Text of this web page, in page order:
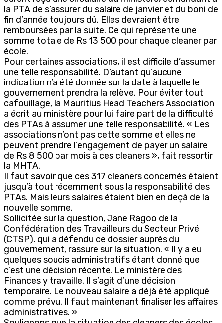
la PTA de s’assurer du salaire de janvier et du boni de
fin d’année toujours dû. Elles devraient être
remboursées par la suite. Ce qui représente une
somme totale de Rs 13 500 pour chaque cleaner par
école.
Pour certaines associations, il est difficile d’assumer
une telle responsabilité. D’autant qu’aucune
indication n’a été donnée sur la date à laquelle le
gouvernement prendra la relève. Pour éviter tout
cafouillage, la Mauritius Head Teachers Association
a écrit au ministère pour lui faire part de la difficulté
des PTAs à assumer une telle responsabilité. « Les
associations n’ont pas cette somme et elles ne
peuvent prendre l’engagement de payer un salaire
de Rs 8 500 par mois à ces cleaners », fait ressortir
la MHTA.
Il faut savoir que ces 317 cleaners concernés étaient
jusqu’à tout récemment sous la responsabilité des
PTAs. Mais leurs salaires étaient bien en deçà de la
nouvelle somme.
Sollicitée sur la question, Jane Ragoo de la
Confédération des Travailleurs du Secteur Privé
(CTSP), qui a défendu ce dossier auprès du
gouvernement, rassure sur la situation. « Il y a eu
quelques soucis administratifs étant donné que
c’est une décision récente. Le ministère des
Finances y travaille. Il s’agit d’une décision
temporaire. Le nouveau salaire a déjà été appliqué
comme prévu. Il faut maintenant finaliser les affaires
administratives. »